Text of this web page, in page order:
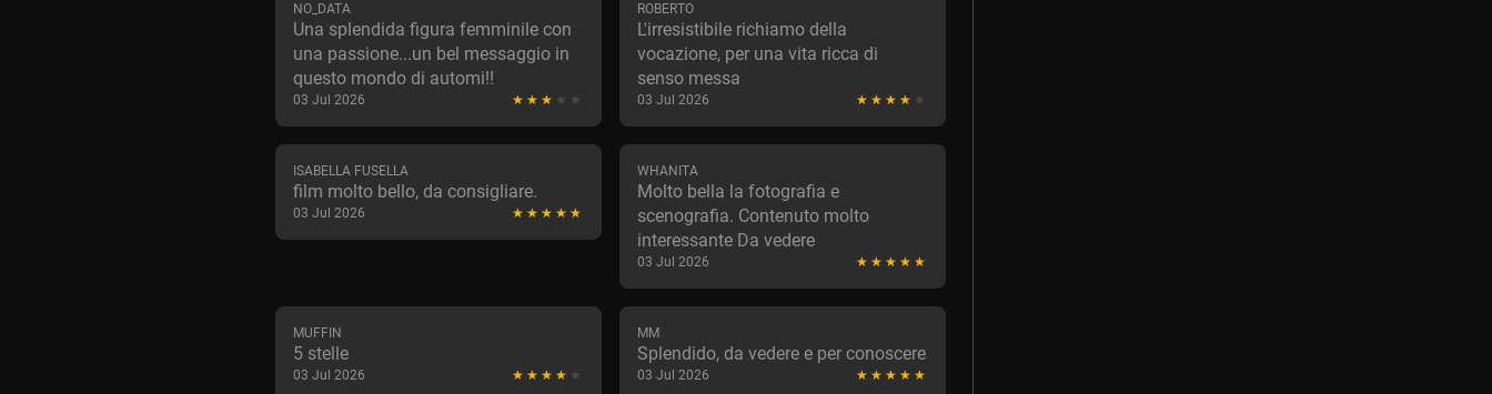
NO_DATA
Una splendida figura femminile con
una passione...un bel messaggio in
questo mondo di automi!!
03 Jul 2026
ROBERTO
L'irresistibile richiamo della
vocazione, per una vita ricca di
senso messa
03 Jul 2026
ISABELLA FUSELLA
film molto bello, da consigliare.
03 Jul 2026
WHANITA
Molto bella la fotografia e
scenografia. Contenuto molto
interessante Da vedere
03 Jul 2026
MUFFIN
5 stelle
03 Jul 2026
MM
Splendido, da vedere e per conoscere
03 Jul 2026